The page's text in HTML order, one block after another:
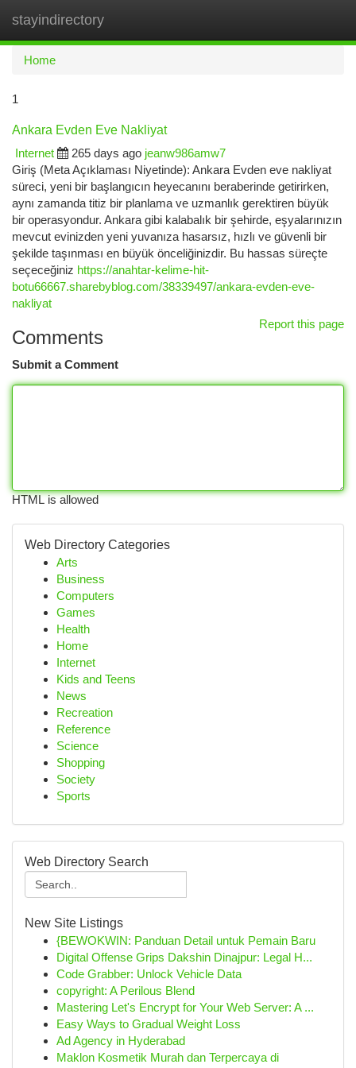
stayindirectory
Home
1
Ankara Evden Eve Nakliyat
Internet
265 days ago jeanw986amw7
Giriş (Meta Açıklaması Niyetinde): Ankara Evden eve nakliyat
süreci, yeni bir başlangıcın heyecanını beraberinde getirirken,
aynı zamanda titiz bir planlama ve uzmanlık gerektiren büyük
bir operasyondur. Ankara gibi kalabalık bir şehirde, eşyalarınızın
mevcut evinizden yeni yuvanıza hasarsız, hızlı ve güvenli bir
şekilde taşınması en büyük önceliğinizdir. Bu hassas süreçte
seçeceğiniz https://anahtar-kelime-hit-
botu66667.sharebyblog.com/38339497/ankara-evden-eve-
nakliyat
Report this page
Comments
Submit a Comment
HTML is allowed
Web Directory Categories
Arts
Business
Computers
Games
Health
Home
Internet
Kids and Teens
News
Recreation
Reference
Science
Shopping
Society
Sports
Web Directory Search
New Site Listings
{BEWOKWIN: Panduan Detail untuk Pemain Baru
Digital Offense Grips Dakshin Dinajpur: Legal H...
Code Grabber: Unlock Vehicle Data
copyright: A Perilous Blend
Mastering Let's Encrypt for Your Web Server: A ...
Easy Ways to Gradual Weight Loss
Ad Agency in Hyderabad
Maklon Kosmetik Murah dan Terpercaya di